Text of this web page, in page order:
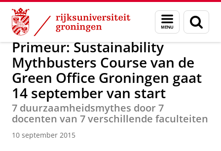
Skip
Content
Skip
Navigation
Menu
en
zoeken
Over ons Profiel Feiten en cijfers Duurzaamheid
Primeur: Sustainability
Mythbusters Course van de
Green Office Groningen gaat
14 september van start
7 duurzaamheidsmythes door 7
docenten van 7 verschillende faculteiten
10 september 2015